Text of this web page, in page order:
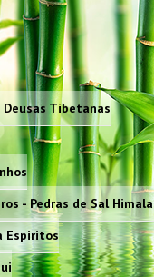
Deusas Tibetanas
- Pedras de Sal
Espiritos